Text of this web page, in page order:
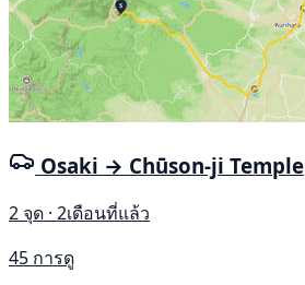
Osaki → Chūson-ji Temple
2 จุด · 2เดือนที่แล้ว
45 การดู